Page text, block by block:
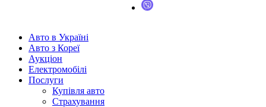
Авто в Україні
Авто з Кореї
Аукціон
Електромобілі
Послуги
Купівля авто
Страхування